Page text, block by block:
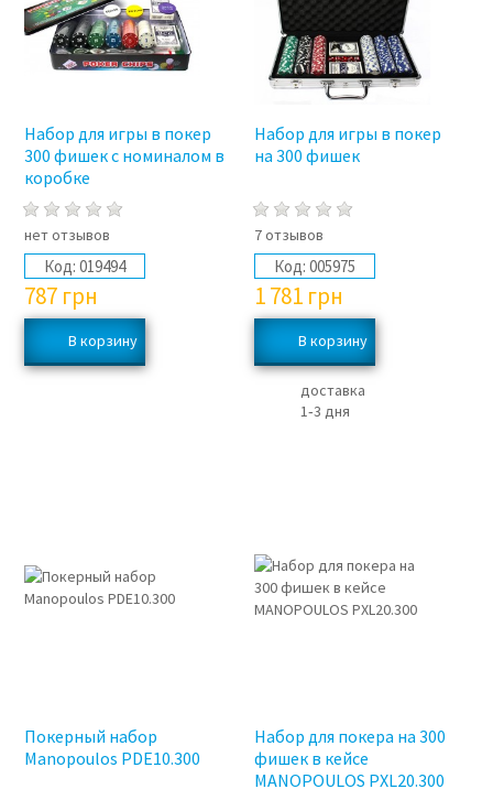
Набор для игры в покер
300 фишек с номиналом в
коробке
нет отзывов
Код: 019494
787 грн
Набор для игры в покер
на 300 фишек
7 отзывов
Код: 005975
1 781 грн
доставка
1‑3 дня
Покерный набор
Manopoulos PDE10.300
Набор для покера на 300
фишек в кейсе
MANOPOULOS PXL20.300